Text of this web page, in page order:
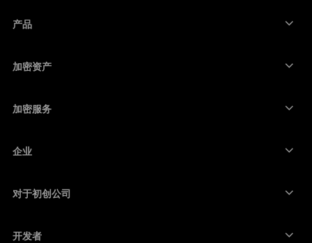
产品
硬件钱包
Ledger Stax
Ledger Nano Classics
捆绑销售
所有产品
加密资产
以太坊钱包
卡尔达诺钱包
门罗币钱包
查看所有资产
加密服务
购买加密货币
互换加密货币
企业
对于初创公司
开发者